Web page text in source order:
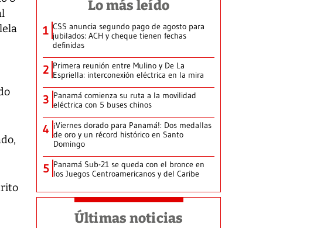
Lo más leído
1 CSS anuncia segundo pago de agosto para
jubilados: ACH y cheque tienen fechas
definidas
2 Primera reunión entre Mulino y De La
Espriella: interconexión eléctrica en la mira
3 Panamá comienza su ruta a la movilidad
eléctrica con 5 buses chinos
4 ¡Viernes dorado para Panamá!: Dos medallas
de oro y un récord histórico en Santo
Domingo
5 Panamá Sub-21 se queda con el bronce en
los Juegos Centroamericanos y del Caribe
Últimas noticias